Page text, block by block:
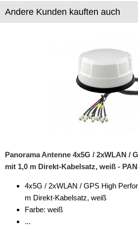
Andere Kunden kauften auch
Panorama Antenne 4x5G / 2xWLAN /
mit 1,0 m Direkt-Kabelsatz, weiß -
4x5G / 2xWLAN / GPS High
m Direkt-Kabelsatz, weiß
Farbe: weiß
...